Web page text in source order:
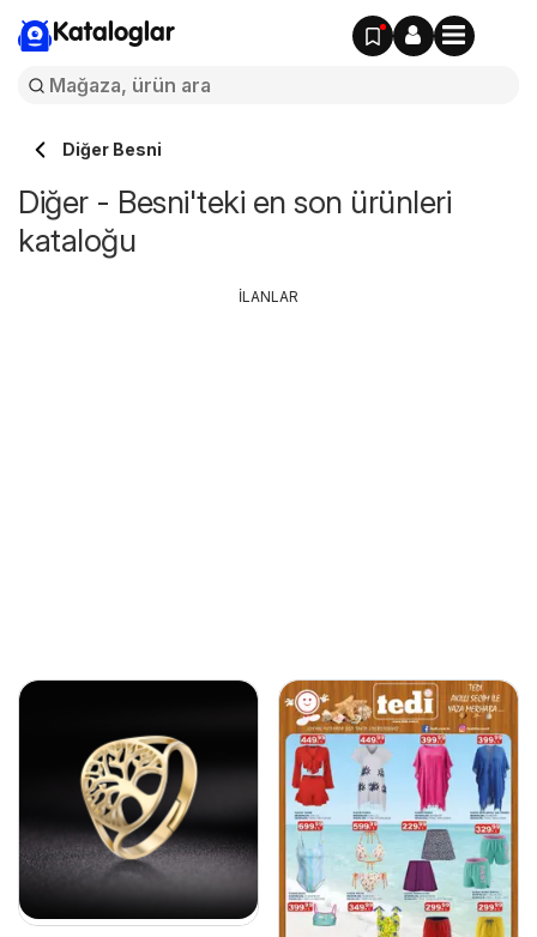
Kataloglar
Diğer Besni
Diğer - Besni'teki en son ürünleri
kataloğu
İLANLAR